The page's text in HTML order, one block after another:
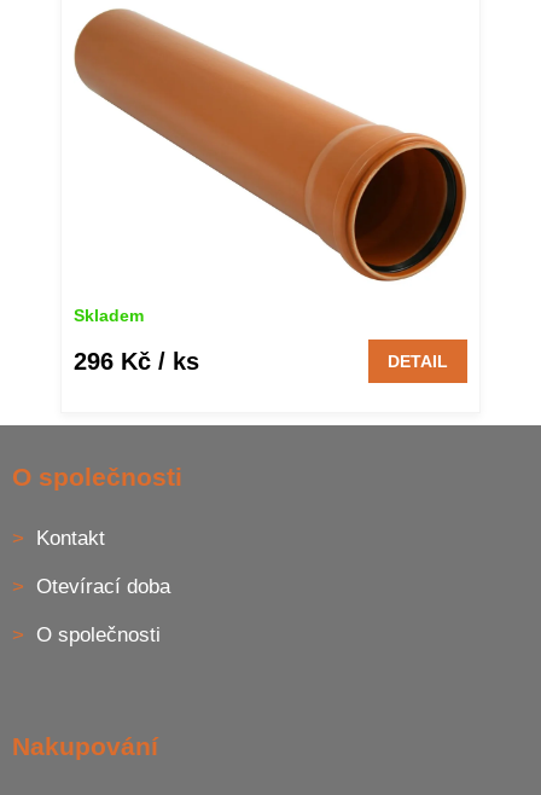
Skladem
296 Kč / ks DETAIL
O společnosti
Kontakt
Otevírací doba
O společnosti
Nakupování